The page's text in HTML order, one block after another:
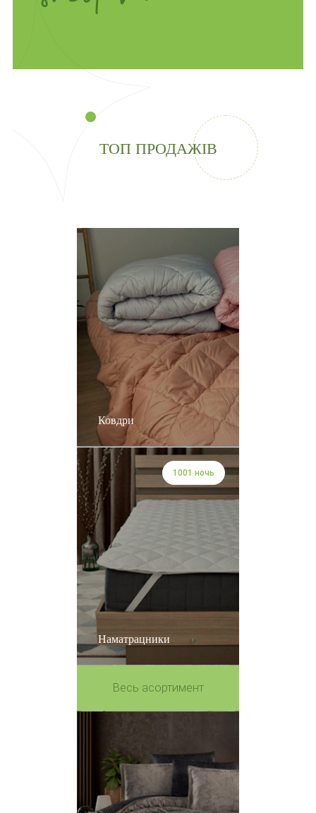
ТОП ПРОДАЖІВ
Ковдри
Наматрацники
1001 ночь
Весь асортимент